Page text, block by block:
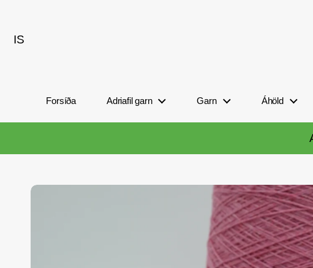
ISVeldu tungumál / gjaldmiðil
Forsíða Adriafil garn Garn Áhöld